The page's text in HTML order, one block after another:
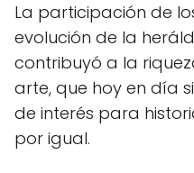
La participación de
evolución de la
contribuyó a la
arte, que hoy en día
de interés para
por igual.